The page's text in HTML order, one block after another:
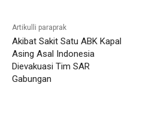
Artikulli paraprak
Akibat Sakit Satu ABK Kapal
Asing Asal Indonesia
Dievakuasi Tim SAR
Gabungan